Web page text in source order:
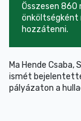
Összesen
önköltségként
hozzátenni.
Ma Hende
ismét
pályázaton a